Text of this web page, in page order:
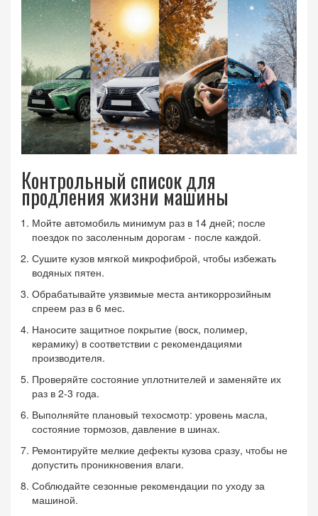
Контрольный список для
продления жизни машины
Мойте автомобиль минимум раз в 14 дней; после
поездок по засоленным дорогам - после каждой.
Сушите кузов мягкой микрофиброй, чтобы избежать
водяных пятен.
Обрабатывайте уязвимые места антикоррозийным
спреем раз в 6 мес.
Наносите защитное покрытие (воск, полимер,
керамику) в соответствии с рекомендациями
производителя.
Проверяйте состояние уплотнителей и заменяйте их
раз в 2-3 года.
Выполняйте плановый техосмотр: уровень масла,
состояние тормозов, давление в шинах.
Ремонтируйте мелкие дефекты кузова сразу, чтобы не
допустить проникновения влаги.
Соблюдайте сезонные рекомендации по уходу за
машиной.